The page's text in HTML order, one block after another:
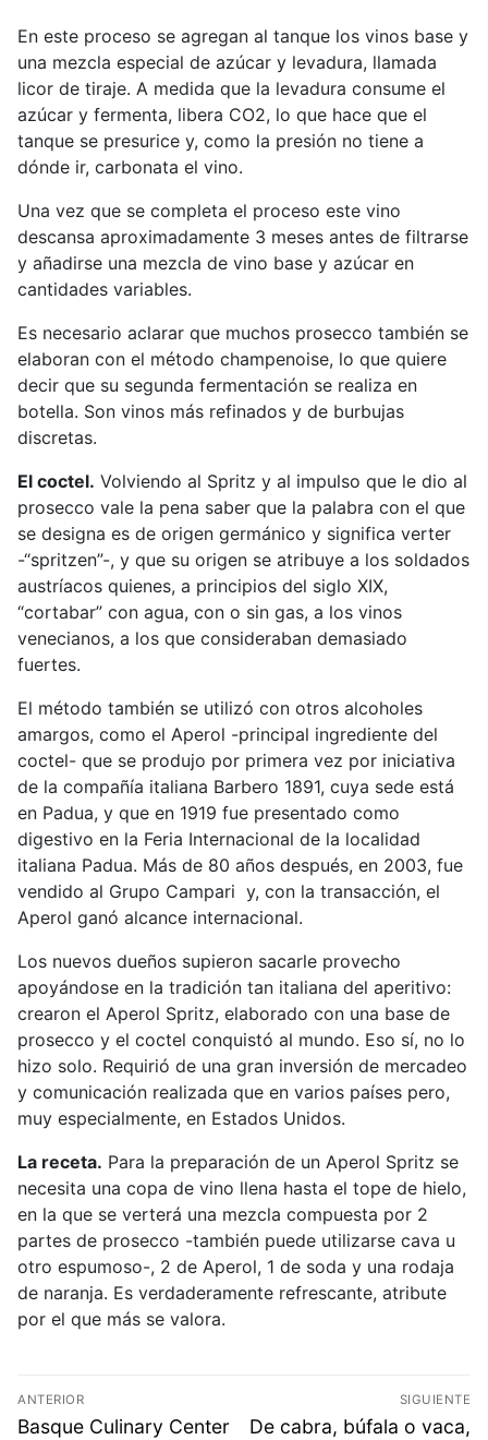
En este proceso se agregan al tanque los vinos base y
una mezcla especial de azúcar y levadura, llamada
licor de tiraje. A medida que la levadura consume el
azúcar y fermenta, libera CO2, lo que hace que el
tanque se presurice y, como la presión no tiene a
dónde ir, carbonata el vino.
Una vez que se completa el proceso este vino
descansa aproximadamente 3 meses antes de filtrarse
y añadirse una mezcla de vino base y azúcar en
cantidades variables.
Es necesario aclarar que muchos prosecco también se
elaboran con el método champenoise, lo que quiere
decir que su segunda fermentación se realiza en
botella. Son vinos más refinados y de burbujas
discretas.
El coctel. Volviendo al Spritz y al impulso que le dio al
prosecco vale la pena saber que la palabra con el que
se designa es de origen germánico y significa verter
-“spritzen”-, y que su origen se atribuye a los soldados
austríacos quienes, a principios del siglo XIX,
“cortabar” con agua, con o sin gas, a los vinos
venecianos, a los que consideraban demasiado
fuertes.
El método también se utilizó con otros alcoholes
amargos, como el Aperol -principal ingrediente del
coctel- que se produjo por primera vez por iniciativa
de la compañía italiana Barbero 1891, cuya sede está
en Padua, y que en 1919 fue presentado como
digestivo en la Feria Internacional de la localidad
italiana Padua. Más de 80 años después, en 2003, fue
vendido al Grupo Campari y, con la transacción, el
Aperol ganó alcance internacional.
Los nuevos dueños supieron sacarle provecho
apoyándose en la tradición tan italiana del aperitivo:
crearon el Aperol Spritz, elaborado con una base de
prosecco y el coctel conquistó al mundo. Eso sí, no lo
hizo solo. Requirió de una gran inversión de mercadeo
y comunicación realizada que en varios países pero,
muy especialmente, en Estados Unidos.
La receta. Para la preparación de un Aperol Spritz se
necesita una copa de vino llena hasta el tope de hielo,
en la que se verterá una mezcla compuesta por 2
partes de prosecco -también puede utilizarse cava u
otro espumoso-, 2 de Aperol, 1 de soda y una rodaja
de naranja. Es verdaderamente refrescante, atribute
por el que más se valora.
ANTERIOR
Basque Culinary Center
SIGUIENTE
De cabra, búfala o vaca,